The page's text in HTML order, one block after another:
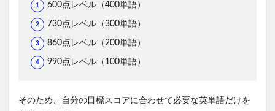
600点レベル（400単語）
730点レベル（300単語）
860点レベル（200単語）
990点レベル（100単語）
そのため、自分の目標スコアに合わせて必要な英単語だけを